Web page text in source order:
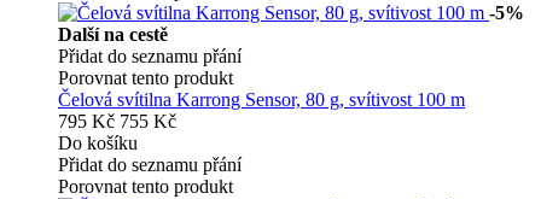
-5%
Další na cestě
Přidat do seznamu přání
Porovnat tento produkt
Čelová svítilna Karrong Sensor, 80 g, svítivost 100 m
795 Kč 755 Kč
Do košíku
Přidat do seznamu přání
Porovnat tento produkt